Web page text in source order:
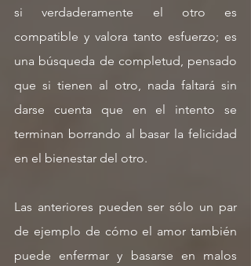
si verdaderamente el otro es
compatible y valora tanto esfuerzo; es
una búsqueda de completud, pensado
que si tienen al otro, nada faltará sin
darse cuenta que en el intento se
terminan borrando al basar la felicidad
en el bienestar del otro.
Las anteriores pueden ser sólo un par
de ejemplo de cómo el amor también
puede enfermar y basarse en malos